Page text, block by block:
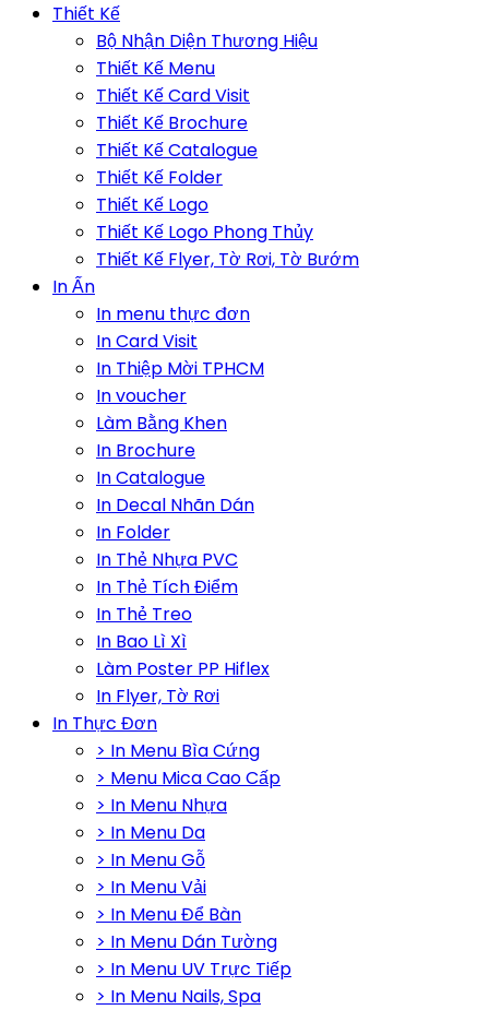
Thiết Kế
Bộ Nhận Diện Thương Hiệu
Thiết Kế Menu
Thiết Kế Card Visit
Thiết Kế Brochure
Thiết Kế Catalogue
Thiết Kế Folder
Thiết Kế Logo
Thiết Kế Logo Phong Thủy
Thiết Kế Flyer, Tờ Rơi, Tờ Bướm
In Ấn
In menu thực đơn
In Card Visit
In Thiệp Mời TPHCM
In voucher
Làm Bằng Khen
In Brochure
In Catalogue
In Decal Nhãn Dán
In Folder
In Thẻ Nhựa PVC
In Thẻ Tích Điểm
In Thẻ Treo
In Bao Lì Xì
Làm Poster PP Hiflex
In Flyer, Tờ Rơi
In Thực Đơn
> In Menu Bìa Cứng
> Menu Mica Cao Cấp
> In Menu Nhựa
> In Menu Da
> In Menu Gỗ
> In Menu Vải
> In Menu Để Bàn
> In Menu Dán Tường
> In Menu UV Trực Tiếp
> In Menu Nails, Spa